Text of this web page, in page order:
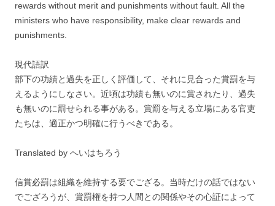
rewards without merit and punishments without fault. All the
ministers who have responsibility, make clear rewards and
punishments.
現代語訳
部下の功績と過失を正しく評価して、それに見合った賞罰を与
えるようにしなさい。近頃は功績も無いのに賞されたり、過失
も無いのに罰せられる事がある。賞罰を与える立場にある官吏
たちは、適正かつ明確に行うべきである。
Translated by へいはちろう
信賞必罰は組織を維持する要でござる。当時だけの話ではない
でござろうが、賞罰権を持つ人間との関係やその心証によって